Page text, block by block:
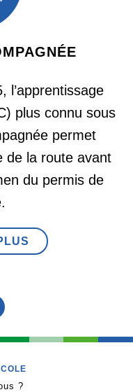
l’apprentissage
plus connu sous
permet
de la route avant
du permis de
?